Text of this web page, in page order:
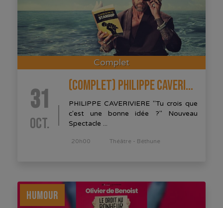
Complet
31
OCT.
(COMPLET) PHILIPPE CAVERIVIÈRE
PHILIPPE CAVERIVIERE "Tu crois que
c'est une bonne idée ?" Nouveau
Spectacle ...
20h00 Théâtre - Béthune
HUMOUR